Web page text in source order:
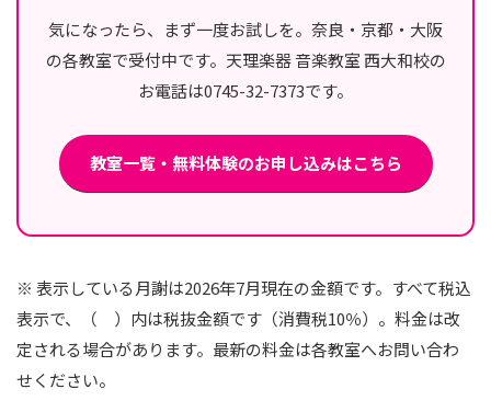
気になったら、まず一度お試しを。奈良・京都・大阪
の各教室で受付中です。天理楽器 音楽教室 西大和校の
お電話は0745-32-7373です。
教室一覧・無料体験のお申し込みはこちら
※ 表示している月謝は2026年7月現在の金額です。すべて税込
表示で、（ ）内は税抜金額です（消費税10％）。料金は改
定される場合があります。最新の料金は各教室へお問い合わ
せください。